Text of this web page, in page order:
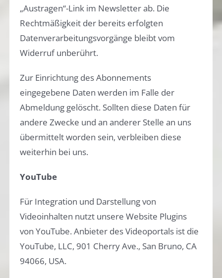
„Austragen“-Link im Newsletter ab. Die
Rechtmäßigkeit der bereits erfolgten
Datenverarbeitungsvorgänge bleibt vom
Widerruf unberührt.
Zur Einrichtung des Abonnements
eingegebene Daten werden im Falle der
Abmeldung gelöscht. Sollten diese Daten für
andere Zwecke und an anderer Stelle an uns
übermittelt worden sein, verbleiben diese
weiterhin bei uns.
YouTube
Für Integration und Darstellung von
Videoinhalten nutzt unsere Website Plugins
von YouTube. Anbieter des Videoportals ist die
YouTube, LLC, 901 Cherry Ave., San Bruno, CA
94066, USA.